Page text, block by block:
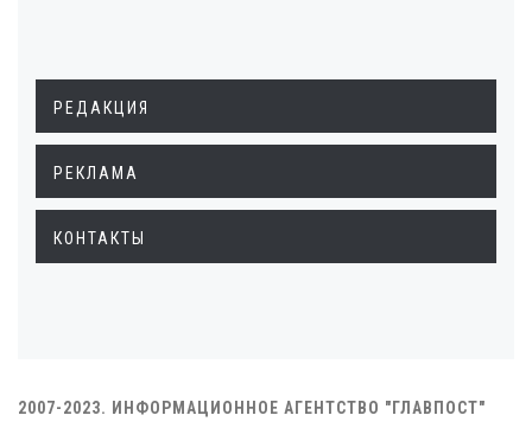
РЕДАКЦИЯ
РЕКЛАМА
КОНТАКТЫ
2007-2023. ИНФОРМАЦИОННОЕ АГЕНТСТВО "ГЛАВПОСТ"